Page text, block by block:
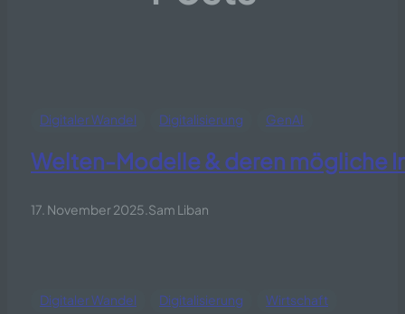
Digitaler Wandel Digitalisierung GenAI
Welten-Modelle & deren mögliche
17. November 2025 Sam Liban
Digitaler Wandel Digitalisierung Wirtschaft